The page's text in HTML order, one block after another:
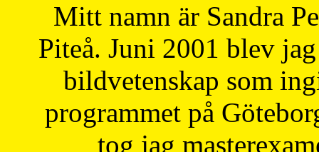
Mitt namn är Sandra
Piteå. Juni 2001 blev
bildvetenskap som
programmet på
tog jag